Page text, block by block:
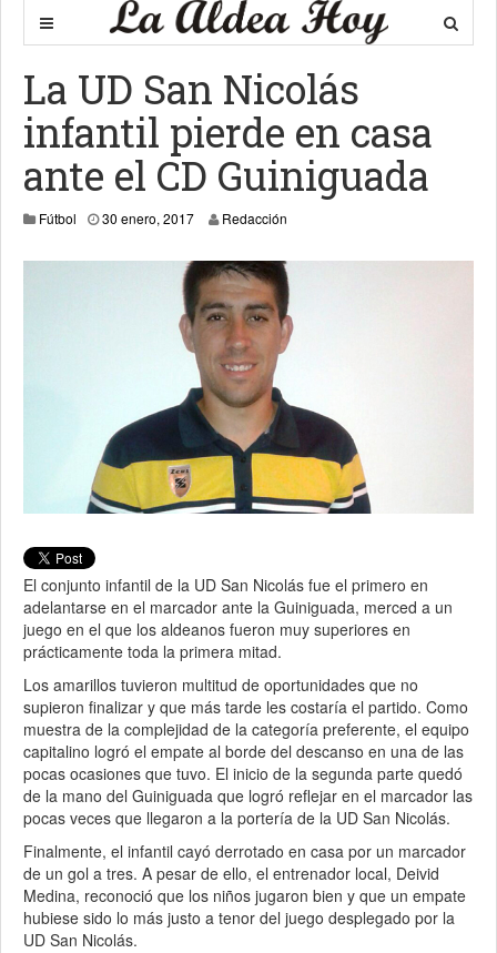
La UD San Nicolás
infantil pierde en casa
ante el CD Guiniguada
Fútbol 30 enero, 201731 enero, 2017
Redacción
El conjunto infantil de la UD San Nicolás fue el primero en
adelantarse en el marcador ante la Guiniguada, merced a un
juego en el que los aldeanos fueron muy superiores en
prácticamente toda la primera mitad.
Los amarillos tuvieron multitud de oportunidades que no
supieron finalizar y que más tarde les costaría el partido. Como
muestra de la complejidad de la categoría preferente, el equipo
capitalino logró el empate al borde del descanso en una de las
pocas ocasiones que tuvo. El inicio de la segunda parte quedó
de la mano del Guiniguada que logró reflejar en el marcador las
pocas veces que llegaron a la portería de la UD San Nicolás.
Finalmente, el infantil cayó derrotado en casa por un marcador
de un gol a tres. A pesar de ello, el entrenador local, Deivid
Medina, reconoció que los niños jugaron bien y que un empate
hubiese sido lo más justo a tenor del juego desplegado por la
UD San Nicolás.